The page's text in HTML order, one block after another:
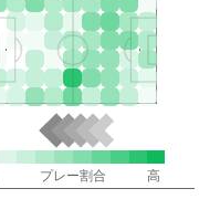
プレー割合 高